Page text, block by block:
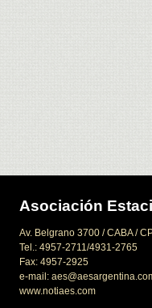
Asociación
Av. Belgrano 3700 / CABA /
Tel.: 4957-2711/4931-2765
Fax: 4957-2925
e-mail:
www.notiaes.com